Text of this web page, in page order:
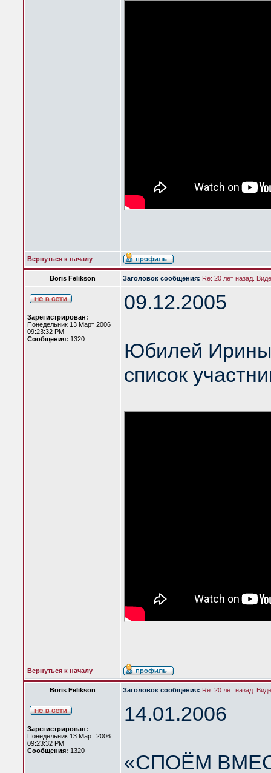
Вернуться к началу
Boris Felikson Заголовок сообщения: Re: 20 лет назад.
Зарегистрирован:
Понедельник 13 Март 2006
09:23:32 PM
Сообщения: 1320
09.12.2005
Юбилей
список
Вернуться к началу
Boris Felikson Заголовок сообщения: Re: 20 лет назад.
Зарегистрирован:
Понедельник 13 Март 2006
09:23:32 PM
Сообщения: 1320
14.01.2006
«СПОЁМ